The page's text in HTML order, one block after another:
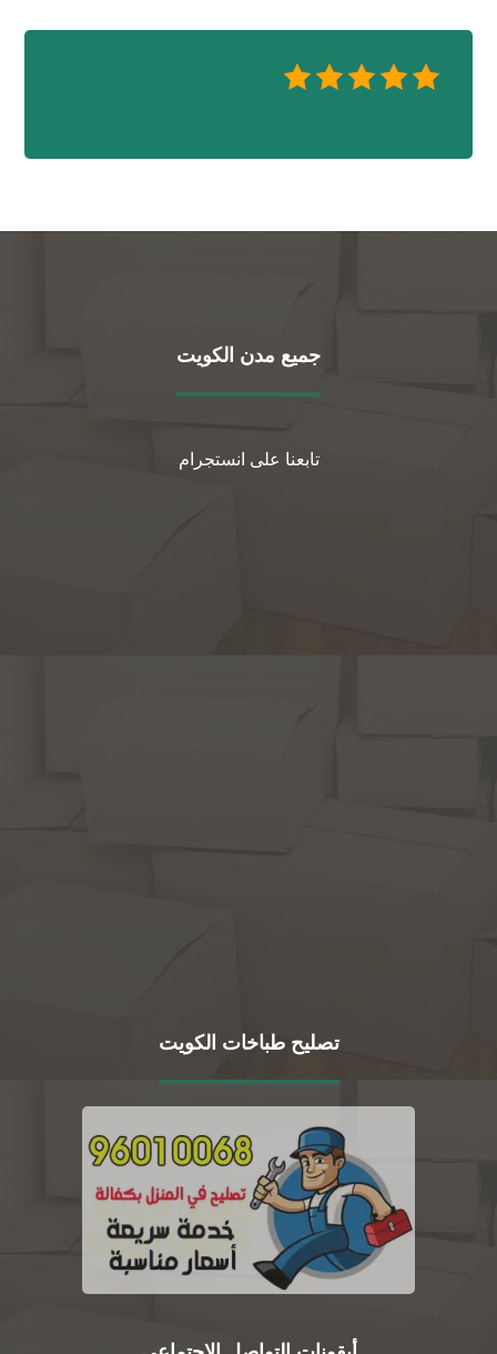
جميع مدن الكويت
تابعنا على انستجرام
تصليح طباخات الكويت